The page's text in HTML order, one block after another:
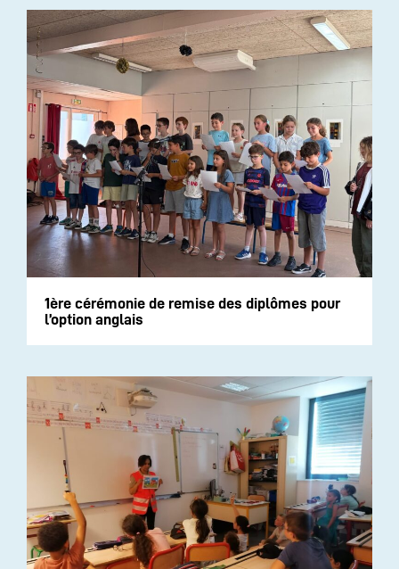
1ère cérémonie de remise des diplômes pour
l’option anglais